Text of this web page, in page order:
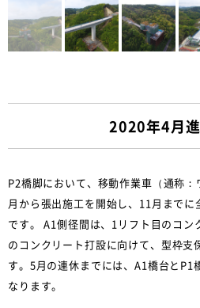
2020年4月
P2橋脚において、移動作業車（通称
月から張出施工を開始し、11月まで
です。 A1側径間は、1リフト目のコン
のコンクリート打設に向けて、型枠支
す。5月の連休までには、A1橋台とP1
なります。